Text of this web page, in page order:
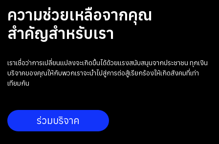
ความช่วยเหลือจากคุณ
สำคัญสำหรับเรา
เราเชื่อว่าการเปลี่ยนแปลงจะเกิดขึ้นได้ด้วยแรงสนับสนุนจากประชาชน ทุกเงิน
บริจาคของคุณให้กับพวกเราจะนำไปสู่การต่อสู้เรียกร้องให้เกิดสังคมที่เท่า
เทียมกัน
ร่วมบริจาค